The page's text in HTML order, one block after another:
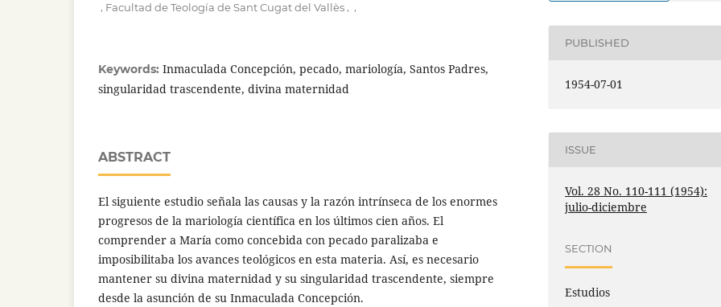
Facultad de Teología de Sant Cugat del Vallès
Keywords: Inmaculada Concepción, pecado, mariología, Santos Padres,
singularidad trascendente, divina maternidad
ABSTRACT
El siguiente estudio señala las causas y la razón intrínseca de los enormes
progresos de la mariología científica en los últimos cien años. El
comprender a María como concebida con pecado paralizaba e
imposibilitaba los avances teológicos en esta materia. Así, es necesario
mantener su divina maternidad y su singularidad trascendente, siempre
desde la asunción de su Inmaculada Concepción.
PUBLISHED
1954-07-01
ISSUE
Vol. 28 No. 110-111 (1954):
julio-diciembre
SECTION
Estudios